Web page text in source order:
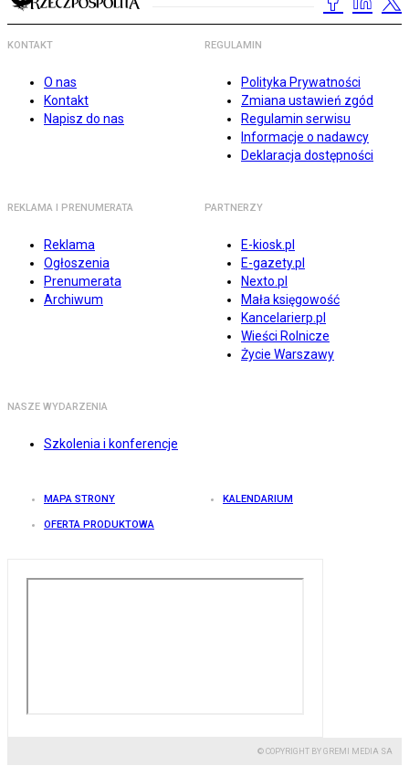
KONTAKT
O nas
Kontakt
Napisz do nas
REGULAMIN
Polityka Prywatności
Zmiana ustawień zgód
Regulamin serwisu
Informacje o nadawcy
Deklaracja dostępności
REKLAMA I PRENUMERATA
Reklama
Ogłoszenia
Prenumerata
Archiwum
PARTNERZY
E-kiosk.pl
E-gazety.pl
Nexto.pl
Mała księgowość
Kancelarierp.pl
Wieści Rolnicze
Życie Warszawy
NASZE WYDARZENIA
Szkolenia i konferencje
MAPA STRONY KALENDARIUM
OFERTA PRODUKTOWA
© COPYRIGHT BY GREMI MEDIA SA